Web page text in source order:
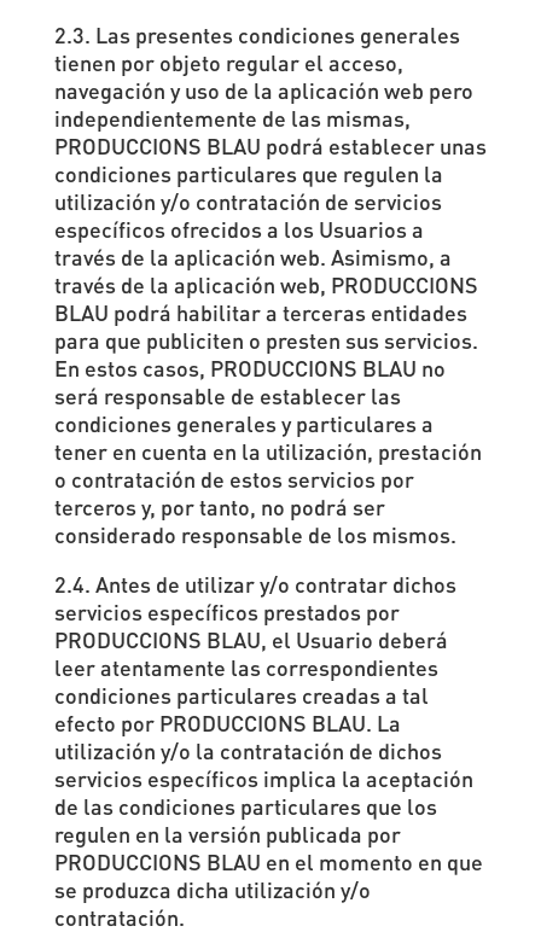
2.3. Las presentes condiciones generales
tienen por objeto regular el acceso,
navegación y uso de la aplicación web pero
independientemente de las mismas,
PRODUCCIONS BLAU podrá establecer unas
condiciones particulares que regulen la
utilización y/o contratación de servicios
específicos ofrecidos a los Usuarios a
través de la aplicación web. Asimismo, a
través de la aplicación web, PRODUCCIONS
BLAU podrá habilitar a terceras entidades
para que publiciten o presten sus servicios.
En estos casos, PRODUCCIONS BLAU no
será responsable de establecer las
condiciones generales y particulares a
tener en cuenta en la utilización, prestación
o contratación de estos servicios por
terceros y, por tanto, no podrá ser
considerado responsable de los mismos.
2.4. Antes de utilizar y/o contratar dichos
servicios específicos prestados por
PRODUCCIONS BLAU, el Usuario deberá
leer atentamente las correspondientes
condiciones particulares creadas a tal
efecto por PRODUCCIONS BLAU. La
utilización y/o la contratación de dichos
servicios específicos implica la aceptación
de las condiciones particulares que los
regulen en la versión publicada por
PRODUCCIONS BLAU en el momento en que
se produzca dicha utilización y/o
contratación.